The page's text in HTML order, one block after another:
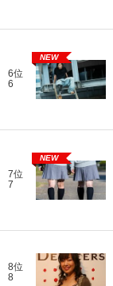
6位
6
NEW
7位
7
NEW
8位
8